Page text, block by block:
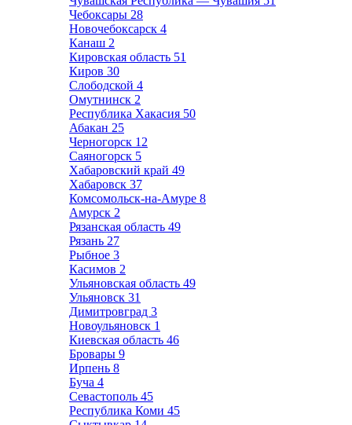
Чебоксары 28
Новочебоксарск 4
Канаш 2
Кировская область 51
Киров 30
Слободской 4
Омутнинск 2
Республика Хакасия 50
Абакан 25
Черногорск 12
Саяногорск 5
Хабаровский край 49
Хабаровск 37
Комсомольск-на-Амуре 8
Амурск 2
Рязанская область 49
Рязань 27
Рыбное 3
Касимов 2
Ульяновская область 49
Ульяновск 31
Димитровград 3
Новоульяновск 1
Киевская область 46
Бровары 9
Ирпень 8
Буча 4
Севастополь 45
Республика Коми 45